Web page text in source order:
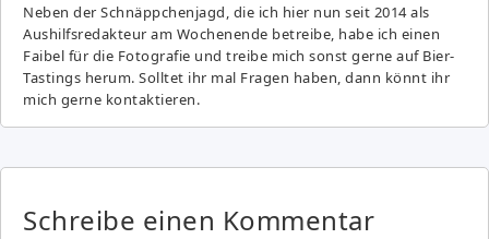
Neben der Schnäppchenjagd, die ich hier nun seit 2014 als
Aushilfsredakteur am Wochenende betreibe, habe ich einen
Faibel für die Fotografie und treibe mich sonst gerne auf Bier-
Tastings herum. Solltet ihr mal Fragen haben, dann könnt ihr
mich gerne kontaktieren.
Schreibe einen Kommentar